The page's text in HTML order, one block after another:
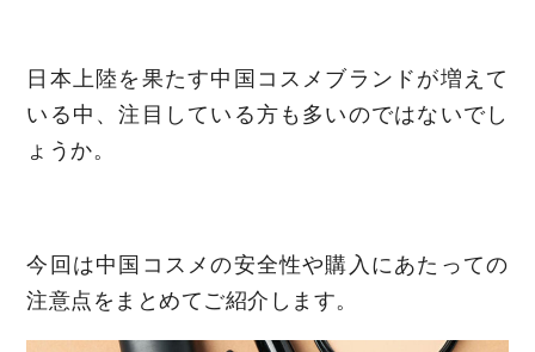
日本上陸を果たす中国コスメブランドが増えて
いる中、注目している方も多いのではないでし
ょうか。
今回は中国コスメの安全性や購入にあたっての
注意点をまとめてご紹介します。